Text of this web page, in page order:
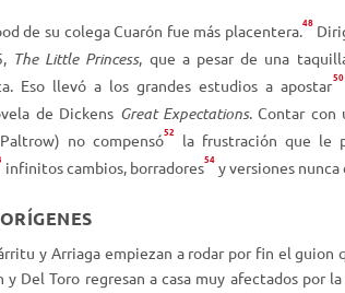
de su colega Cuarón fue más placentera.48
The Little Princess, que a pesar de una
Eso llevó a los grandes estudios a apostar50
de Dickens Great Expectations. Contar con
no compensó52 la frustración que le
infinitos cambios, borradores54 y versiones
y Arriaga empiezan a rodar por fin el guion
y Del Toro regresan a casa muy afectados por